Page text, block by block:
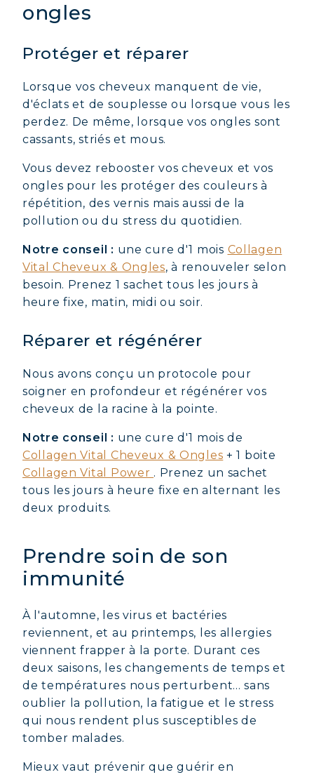
ongles
Protéger et réparer
Lorsque vos cheveux manquent de vie,
d'éclats et de souplesse ou lorsque vous les
perdez. De même, lorsque vos ongles sont
cassants, striés et mous.
Vous devez rebooster vos cheveux et vos
ongles pour les protéger des couleurs à
répétition, des vernis mais aussi de la
pollution ou du stress du quotidien.
Notre conseil : une cure d'1 mois Collagen
Vital Cheveux & Ongles, à renouveler selon
besoin. Prenez 1 sachet tous les jours à
heure fixe, matin, midi ou soir.
Réparer et régénérer
Nous avons conçu un protocole pour
soigner en profondeur et régénérer vos
cheveux de la racine à la pointe.
Notre conseil : une cure d'1 mois de
Collagen Vital Cheveux & Ongles + 1 boite
Collagen Vital Power . Prenez un sachet
tous les jours à heure fixe en alternant les
deux produits.
Prendre soin de son
immunité
À l'automne, les virus et bactéries
reviennent, et au printemps, les allergies
viennent frapper à la porte. Durant ces
deux saisons, les changements de temps et
de températures nous perturbent... sans
oublier la pollution, la fatigue et le stress
qui nous rendent plus susceptibles de
tomber malades.
Mieux vaut prévenir que guérir en